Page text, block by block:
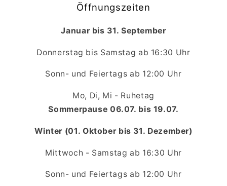
Öffnungszeiten
Januar bis 31. September
Donnerstag bis Samstag ab 16:30 Uhr
Sonn- und Feiertags ab 12:00 Uhr
Mo, Di, Mi - Ruhetag
Sommerpause 06.07. bis 19.07.
Winter (01. Oktober bis 31. Dezember)
Mittwoch - Samstag ab 16:30 Uhr
Sonn- und Feiertags ab 12:00 Uhr